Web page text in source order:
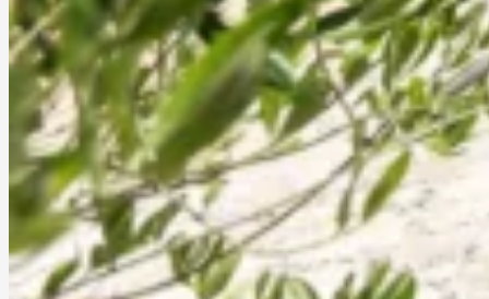
Istra-holidayo il proprietario della casa.
PREZZI
Il calcolo del prezzo su questo sito
all’alloggio nell’unità abitativa per il
giorni per cui viene richiesto il calcolo.
indicati, oltre all’alloggio in sé, sono
seguenti servizi: consumi normali di